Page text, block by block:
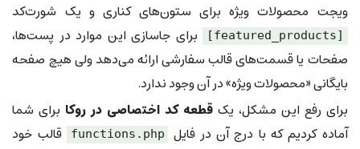
ویجت محصولات ویژه برای ستون‌های کناری و یک شورت‌کد
[featured_products]
برای جاسازی این موارد در پست‌ها،
صفحات یا قسمت‌های قالب سفارشی ارائه می‌دهد ولی هیچ صفحه
بایگانی «محصولات ویژه» در آن وجود ندارد.
برای رفع این مشکل، یکقطعه کد اختصاصی در روکا برای شما
آماده کردیم که با درج آن در فایل
functions.php
قالب خود